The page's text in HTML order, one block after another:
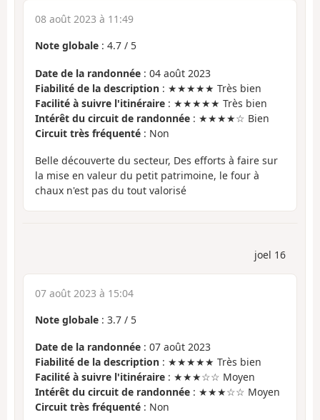
08 août 2023 à 11:49
Note globale : 4.7 / 5
Date de la randonnée : 04 août 2023
Fiabilité de la description : ★★★★★ Très bien
Facilité à suivre l'itinéraire : ★★★★★ Très bien
Intérêt du circuit de randonnée : ★★★★☆ Bien
Circuit très fréquenté : Non
Belle découverte du secteur, Des efforts à faire sur
la mise en valeur du petit patrimoine, le four à
chaux n'est pas du tout valorisé
joel 16
07 août 2023 à 15:04
Note globale : 3.7 / 5
Date de la randonnée : 07 août 2023
Fiabilité de la description : ★★★★★ Très bien
Facilité à suivre l'itinéraire : ★★★☆☆ Moyen
Intérêt du circuit de randonnée : ★★★☆☆ Moyen
Circuit très fréquenté : Non